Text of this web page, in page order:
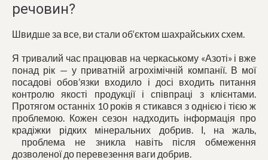
речовин?
Швидше за все, ви стали об‘єктом шахрайських схем.
Я тривалий час працював на черкаському «Азоті» і вже
понад рік — у приватній агрохімічній компанії. В мої
посадові обов’язки входило і досі входить питання
контролю якості продукції і співпраці з клієнтами.
Протягом останніх 10 років я стикався з однією і тією ж
проблемою. Кожен сезон надходить інформація про
крадіжки рідких мінеральних добрив. І, на жаль,
проблема не зникла навіть після обмеження
дозволеної до перевезення ваги добрив.